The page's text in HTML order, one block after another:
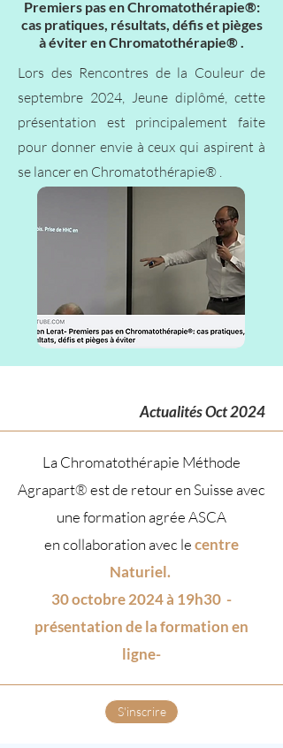
Premiers pas en Chromatothérapie®:
cas pratiques, résultats, défis et pièges
à éviter enChromatothérapie® .
Lors des Rencontres de la Couleur de
septembre 2024, Jeune diplômé, cette
présentation est principalement faite
pour donner envie à ceux qui aspirent à
se lancer en Chromatothérapie® .
Actualités Oct 2024
La Chromatothérapie Méthode
Agrapart®est de retour en Suisse avec
une formation agrée ASCA
en collaboration avec lecentre
Naturiel.
30 octobre 2024 à 19h30 -
présentation de la formation en
ligne-
S'inscrire